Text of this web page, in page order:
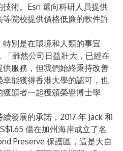
術。Esri 還向科研人員提供
院校提供價格低廉的軟件許
特別是在環境和人類的事宜
雖然公司日益壯大，已經在
服務，但我們始終秉持改善
能獲得香港大學的認可，也
頒者一起獲頒榮譽博士學
發展的承諾，2017 年 Jack 和
億在加州海岸成立了名
Preserve 保護區，這是大自